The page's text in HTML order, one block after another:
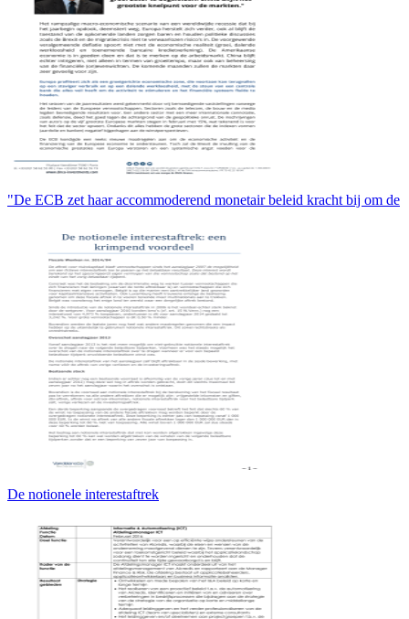
"De ECB zet haar accommoderend monetair beleid kracht bij om de
De notionele interestaftrek